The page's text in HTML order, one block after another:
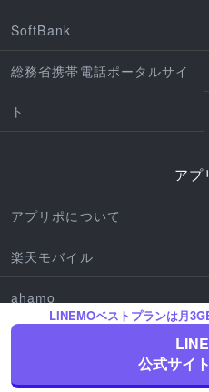
SoftBank
総務省携帯電話ポータルサイ
ト
アプ
アプリポについて
楽天モバイル
ahamo
アプリの使い方
LINEMOベストプランは月
公式サイ